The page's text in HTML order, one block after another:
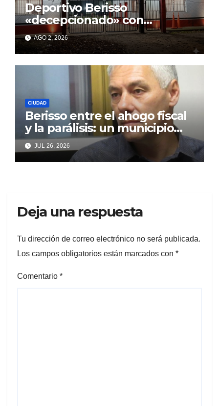
Deportivo Berisso
«decepcionado» con
Cagliardi y sus promesas
incumplidas
AGO 2, 2026
CIUDAD
Berisso entre el ahogo fiscal
y la parálisis: un municipio
acorralado por la falta de
gestión y el desencanto
vecino
JUL 26, 2026
Deja una respuesta
Tu dirección de correo electrónico no será publicada.
Los campos obligatorios están marcados con *
Comentario *